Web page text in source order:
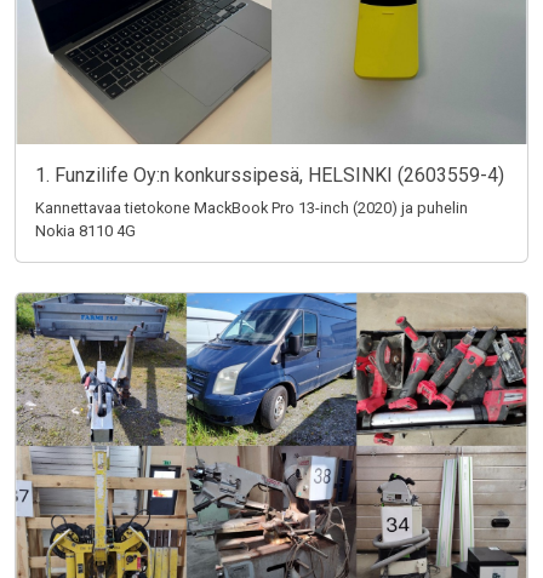
1. Funzilife Oy:n konkurssipesä, HELSINKI (2603559-4)
Kannettavaa tietokone MackBook Pro 13-inch (2020) ja puhelin
Nokia 8110 4G